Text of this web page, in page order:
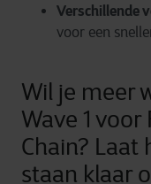
Verschillende
voor een
Wil je meer
Wave 1
Chain? Laat
staan klaar